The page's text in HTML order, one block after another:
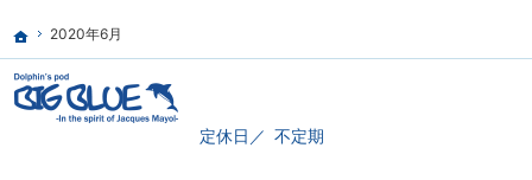
ホーム
2020年6月
定休日 不定期